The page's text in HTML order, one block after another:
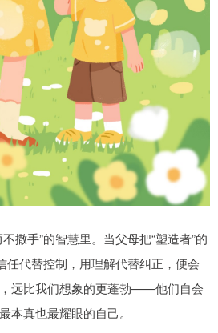
撒手”的智慧里。当父母把“塑造者”的
任代替控制，用理解代替纠正，便会
远比我们想象的更蓬勃——他们自会
本真也最耀眼的自己。